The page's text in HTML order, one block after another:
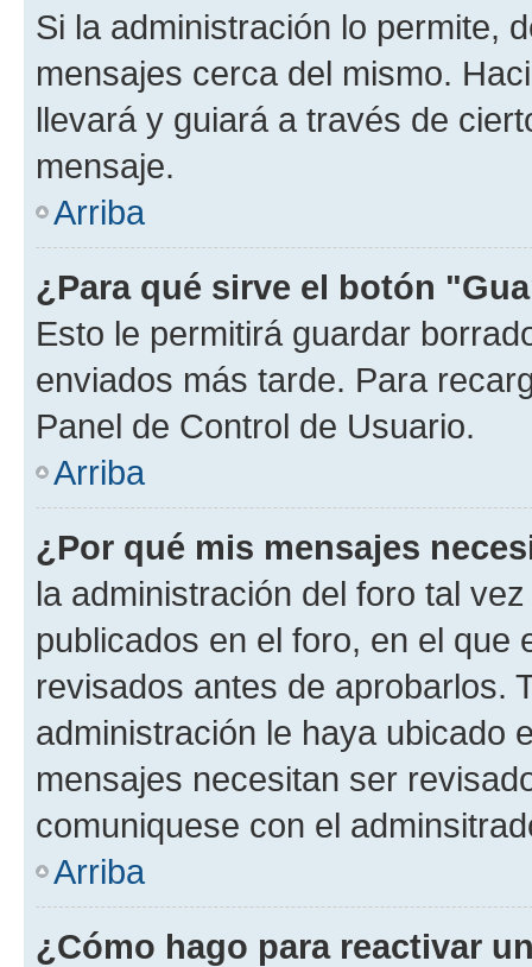
Si la administración lo permite,
mensajes cerca del mismo.
llevará y guiará a través de
mensaje.
Arriba
¿Para qué sirve el botón
Esto le permitirá guardar
enviados más tarde. Para
Panel de Control de Usuario.
Arriba
¿Por qué mis mensajes
la administración del foro tal
publicados en el foro, en el
revisados antes de aprobarlos.
administración le haya ubicado
mensajes necesitan ser
comuniquese con el
Arriba
¿Cómo hago para reactivar